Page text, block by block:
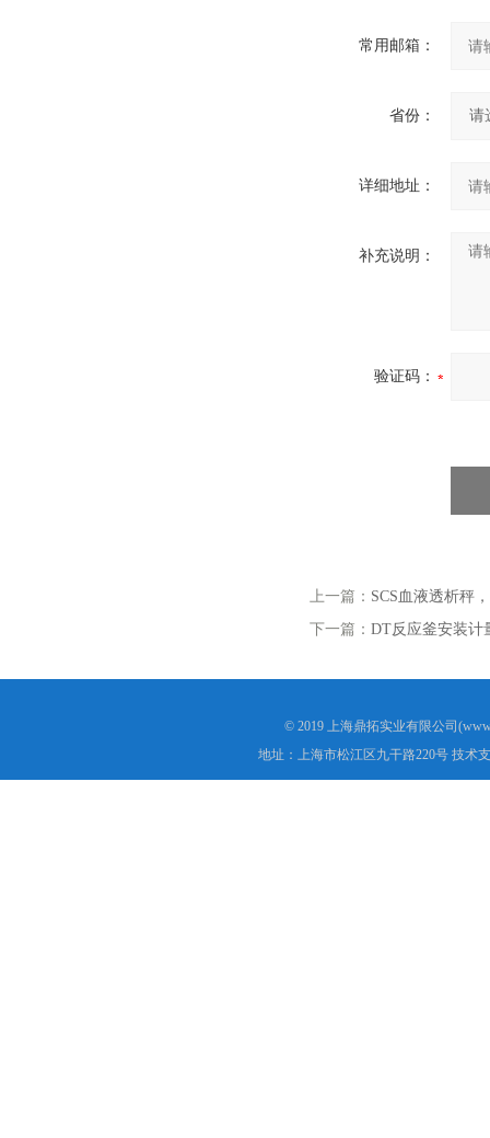
常用邮箱：
省份：
详细地址：
补充说明：
验证码：
上一篇： SCS血液透析秤
下一篇： DT反应釜安装计
© 2019 上海鼎拓实业有限公司
地址：上海市松江区九干路220号 技术